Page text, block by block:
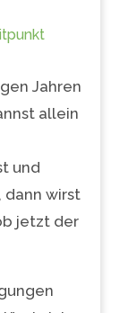
Jahren
allein
und
dann wirst
jetzt der